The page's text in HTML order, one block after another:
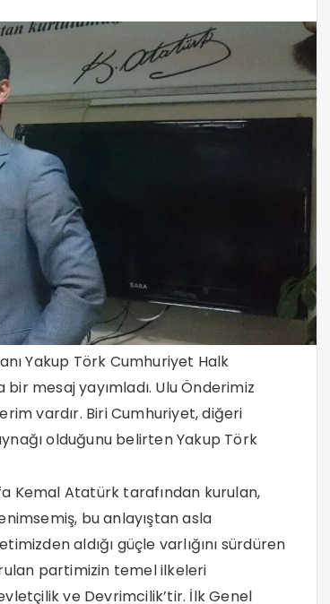
Yakup Törk Cumhuriyet Halk
bir mesaj yayımladı. Ulu Önderimiz
vardır. Biri Cumhuriyet, diğeri
olduğunu belirten Yakup Törk
Kemal Atatürk tarafından kurulan,
bu anlayıştan asla
aldığı güçle varlığını sürdüren
partimizin temel ilkeleri
ve Devrimcilik’tir. İlk Genel